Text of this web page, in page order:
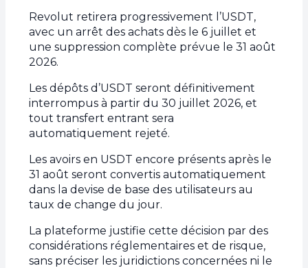
Revolut retirera progressivement l’USDT,
avec un arrêt des achats dès le 6 juillet et
une suppression complète prévue le 31 août
2026.
Les dépôts d’USDT seront définitivement
interrompus à partir du 30 juillet 2026, et
tout transfert entrant sera
automatiquement rejeté.
Les avoirs en USDT encore présents après le
31 août seront convertis automatiquement
dans la devise de base des utilisateurs au
taux de change du jour.
La plateforme justifie cette décision par des
considérations réglementaires et de risque,
sans préciser les juridictions concernées ni le